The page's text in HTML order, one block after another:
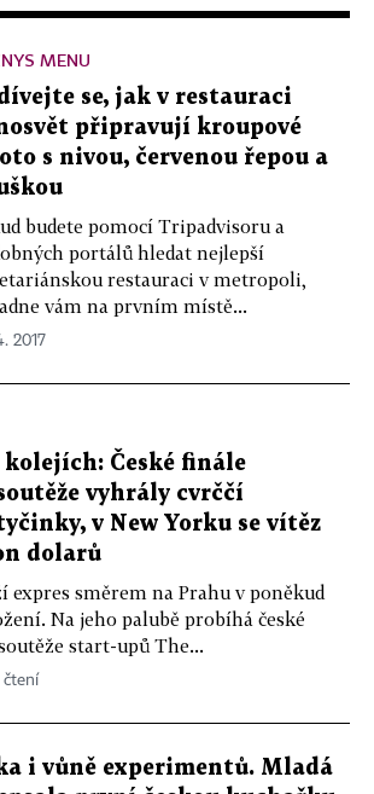
MENU
se, jak v restauraci
připravují kroupové
s nivou, červenou řepou a
budete pomocí Tripadvisoru a
portálů hledat nejlepší
restauraci v metropoli,
vám na prvním místě...
2017
České finále
vyhrály cvrččí
v New Yorku se vítěz
dolarů
expres směrem na Prahu v poněkud
Na jeho palubě probíhá české
start-upů The...
čtení
i vůně experimentů. Mladá